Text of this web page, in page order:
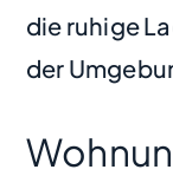
die ruhige
der